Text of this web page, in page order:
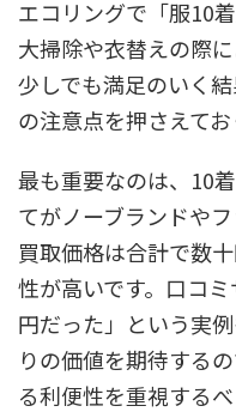
エコリングで「服10
大掃除や衣替えの際
少しでも満足のいく
の注意点を押さえてお
最も重要なのは、10
てがノーブランドや
買取価格は合計で数
性が高いです。口コ
円だった」という実
りの価値を期待する
る利便性を重視する